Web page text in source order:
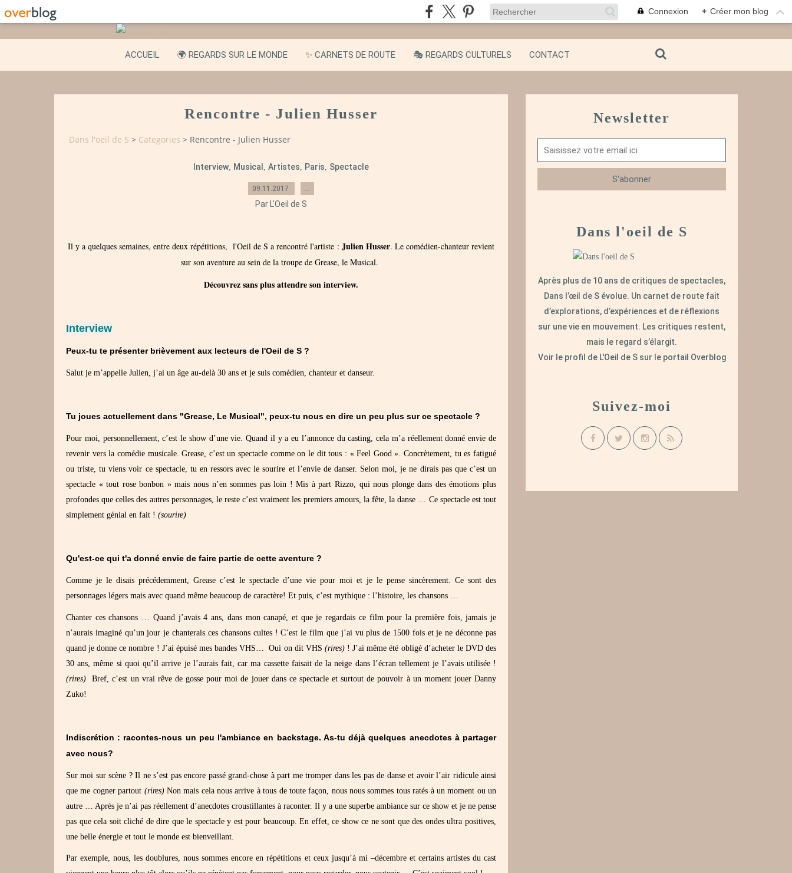
Connexion + Créer mon blog
ACCUEIL 🌍 REGARDS SUR LE MONDE ✨ CARNETS DE ROUTE 🎭 REGARDS CULTURELS CONTACT
Rencontre - Julien Husser
Dans l'oeil de S > Categories > Rencontre - Julien Husser
Interview Musical Artistes Paris Spectacle
09.11.2017
Par L'Oeil de S
Il y a quelques semaines, entre deux répétitions, l'Oeil de S a rencontré l'artiste : Julien Husser. Le comédien-chanteur revient
sur son aventure au sein de la troupe de Grease, le Musical.
Découvrez sans plus attendre son interview.
Interview
Peux-tu te présenter brièvement aux lecteurs de l'Oeil de S ?
Salut je m’appelle Julien, j’ai un âge au-delà 30 ans et je suis comédien, chanteur et danseur.
Tu joues actuellement dans "Grease, Le Musical", peux-tu nous en dire un peu plus sur ce spectacle ?
Pour moi, personnellement, c’est le show d’une vie. Quand il y a eu l’annonce du casting, cela m’a réellement donné envie de
revenir vers la comédie musicale. Grease, c’est un spectacle comme on le dit tous : « Feel Good ». Concrètement, tu es fatigué
ou triste, tu viens voir ce spectacle, tu en ressors avec le sourire et l’envie de danser. Selon moi, je ne dirais pas que c’est un
spectacle « tout rose bonbon » mais nous n’en sommes pas loin ! Mis à part Rizzo, qui nous plonge dans des émotions plus
profondes que celles des autres personnages, le reste c’est vraiment les premiers amours, la fête, la danse … Ce spectacle est tout
simplement génial en fait ! (sourire)
Qu'est-ce qui t'a donné envie de faire partie de cette aventure ?
Comme je le disais précédemment, Grease c’est le spectacle d’une vie pour moi et je le pense sincèrement. Ce sont des
personnages légers mais avec quand même beaucoup de caractère! Et puis, c’est mythique : l’histoire, les chansons …
Chanter ces chansons … Quand j’avais 4 ans, dans mon canapé, et que je regardais ce film pour la première fois, jamais je
n’aurais imaginé qu’un jour je chanterais ces chansons cultes ! C’est le film que j’ai vu plus de 1500 fois et je ne déconne pas
quand je donne ce nombre ! J’ai épuisé mes bandes VHS… Oui on dit VHS (rires)! J’ai même été obligé d’acheter le DVD des
30 ans, même si quoi qu’il arrive je l’aurais fait, car ma cassette faisait de la neige dans l’écran tellement je l’avais utilisée !
(rires) Bref, c’est un vrai rêve de gosse pour moi de jouer dans ce spectacle et surtout de pouvoir à un moment jouer Danny
Zuko!
Indiscrétion : racontes-nous un peu l'ambiance en backstage. As-tu déjà quelques anecdotes à partager
avec nous?
Sur moi sur scène ? Il ne s’est pas encore passé grand-chose à part me tromper dans les pas de danse et avoir l’air ridicule ainsi
que me cogner partout (rires)Non mais cela nous arrive à tous de toute façon, nous nous sommes tous ratés à un moment ou un
autre … Après je n’ai pas réellement d’anecdotes croustillantes à raconter. Il y a une superbe ambiance sur ce show et je ne pense
pas que cela soit cliché de dire que le spectacle y est pour beaucoup. En effet, ce show ce ne sont que des ondes ultra positives,
une belle énergie et tout le monde est bienveillant.
Par exemple, nous, les doublures, nous sommes encore en répétitions et ceux jusqu’à mi –décembre et certains artistes du cast
Newsletter
Dans l'oeil de S
Après plus de 10 ans de critiques de spectacles,
Dans l’œil de S évolue. Un carnet de route fait
d’explorations, d’expériences et de réflexions
sur une vie en mouvement. Les critiques restent,
mais le regard s’élargit.
Voir le profil de L'Oeil de Ssur le portail Overblog
Suivez-moi